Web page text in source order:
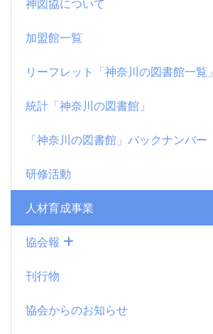
神図協について
加盟館一覧
リーフレット「神奈川の図書館一覧」
統計「神奈川の図書館」
「神奈川の図書館」バックナンバー
研修活動
人材育成事業
協会報
刊行物
協会からのお知らせ